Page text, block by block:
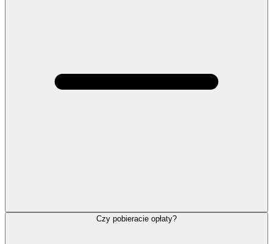
Czy pobieracie opłaty?